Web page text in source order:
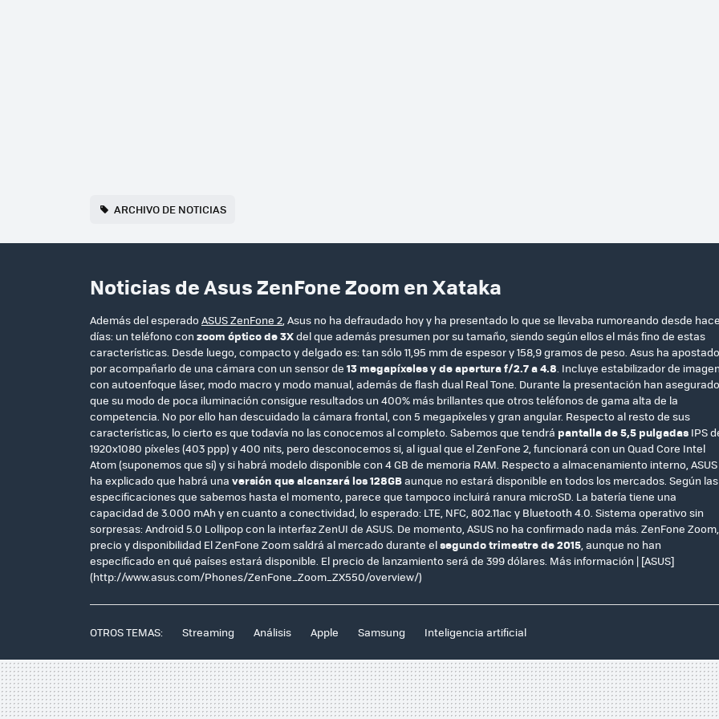
ARCHIVO DE NOTICIAS
Noticias de Asus ZenFone Zoom en Xataka
Además del esperado ASUS ZenFone 2, Asus no ha defraudado hoy y ha presentado lo que se llevaba rumoreando desde hace
días: un teléfono con zoom óptico de 3Xdel que además presumen por su tamaño, siendo según ellos el más fino de estas
características. Desde luego, compacto y delgado es: tan sólo 11,95 mm de espesor y 158,9 gramos de peso. Asus ha apostado
por acompañarlo de una cámara con un sensor de 13 megapíxeles y de apertura f/2.7 a 4.8. Incluye estabilizador de imagen
con autoenfoque láser, modo macro y modo manual, además de flash dual Real Tone. Durante la presentación han asegurado
que su modo de poca iluminación consigue resultados un 400% más brillantes que otros teléfonos de gama alta de la
competencia. No por ello han descuidado la cámara frontal, con 5 megapíxeles y gran angular. Respecto al resto de sus
características, lo cierto es que todavía no las conocemos al completo. Sabemos que tendrá pantalla de 5,5 pulgadas IPS
1920x1080 píxeles (403 ppp) y 400 nits, pero desconocemos si, al igual que el ZenFone 2, funcionará con un Quad Core Intel
Atom (suponemos que sí) y si habrá modelo disponible con 4 GB de memoria RAM. Respecto a almacenamiento interno, ASUS
ha explicado que habrá una versión que alcanzará los 128GBaunque no estará disponible en todos los mercados. Según las
especificaciones que sabemos hasta el momento, parece que tampoco incluirá ranura microSD. La batería tiene una
capacidad de 3.000 mAh y en cuanto a conectividad, lo esperado: LTE, NFC, 802.11ac y Bluetooth 4.0. Sistema operativo sin
sorpresas: Android 5.0 Lollipop con la interfaz ZenUI de ASUS. De momento, ASUS no ha confirmado nada más. ZenFone Zoom,
precio y disponibilidad El ZenFone Zoom saldrá al mercado durante elsegundo trimestre de 2015, aunque no han
especificado en qué países estará disponible. El precio de lanzamiento será de 399 dólares. Más información | [ASUS]
(http://www.asus.com/Phones/ZenFone_Zoom_ZX550/overview/)
OTROS TEMAS: Streaming Análisis Apple Samsung Inteligencia artificial